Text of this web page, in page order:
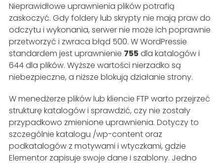
Nieprawidłowe uprawnienia plików potrafią
zaskoczyć. Gdy foldery lub skrypty nie mają praw do
odczytu i wykonania, serwer nie może ich poprawnie
przetworzyć i zwraca błąd 500. W WordPressie
standardem jest uprawnienie 755 dla katalogów i
644 dla plików. Wyższe wartości nierzadko są
niebezpieczne, a niższe blokują działanie strony.
W menedżerze plików lub kliencie FTP warto przejrzeć
strukturę katalogów i sprawdzić, czy nie zostały
przypadkowo zmienione uprawnienia. Dotyczy to
szczególnie katalogu /wp-content oraz
podkatalogów z motywami i wtyczkami, gdzie
Elementor zapisuje swoje dane i szablony. Jedno